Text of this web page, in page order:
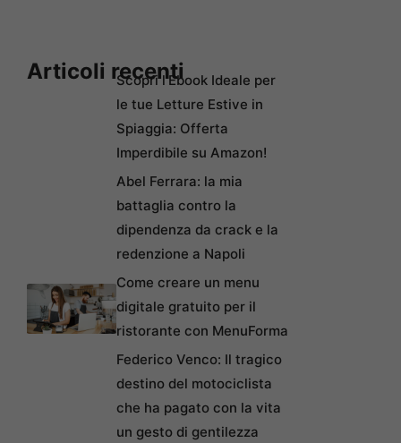
Articoli recentiScopri l’Ebook Ideale per
le tue Letture Estive in
Spiaggia: Offerta
Imperdibile su Amazon!
Abel Ferrara: la mia
battaglia contro la
dipendenza da crack e la
redenzione a Napoli
Come creare un menu
digitale gratuito per il
ristorante con MenuForma
Federico Venco: Il tragico
destino del motociclista
che ha pagato con la vita
un gesto di gentilezza